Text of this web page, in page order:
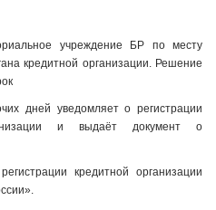
учреждение БР по месту
кредитной организации. Решение
дней уведомляет о регистрации
и выдаёт документ о
кредитной организации